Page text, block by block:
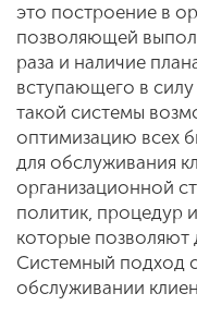
это построение в
позволяющей
раза и наличие
вступающего в
такой системы
оптимизацию всех
для обслуживания
организационной
политик, процедур
которые позволяют
Системный подход
обслуживании